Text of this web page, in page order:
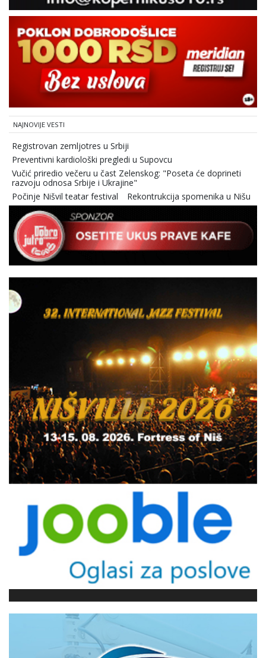
NAJNOVIJE VESTI
Registrovan zemljotres u Srbiji
Preventivni kardiološki pregledi u Supovcu
Vučić priredio večeru u čast Zelenskog: "Poseta će doprineti
razvoju odnosa Srbije i Ukrajine"
Počinje Nišvil teatar festival
Rekontrukcija spomenika u Nišu